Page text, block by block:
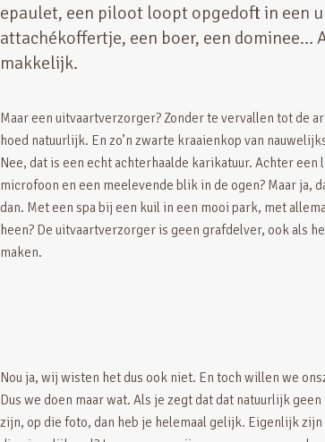
epaulet, een piloot loopt opgedoft in een
attachékoffertje, een boer, een dominee…
makkelijk.
Maar een uitvaartverzorger? Zonder te vervallen tot de
hoed natuurlijk. En zo’n zwarte kraaienkop van
Nee, dat is een echt achterhaalde karikatuur. Achter een
microfoon en een meelevende blik in de ogen? Maar ja,
dan. Met een spa bij een kuil in een mooi park, met
heen? De uitvaartverzorger is geen grafdelver, ook als
maken.
Nou ja, wij wisten het dus ook niet. En toch willen we
Dus we doen maar wat. Als je zegt dat dat natuurlijk
zijn, op die foto, dan heb je helemaal gelijk. Eigenlijk